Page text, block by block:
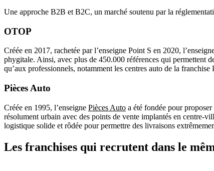
Une approche B2B et B2C, un marché soutenu par la
OTOP
Créée en 2017, rachetée par l’enseigne Point S en 2020,
phygitale. Ainsi, avec plus de 450.000 références qui permettent
qu’aux professionnels, notamment les centres auto de la
Pièces Auto
Créée en 1995, l’enseigne Pièces Auto a été fondée pour
résolument urbain avec des points de vente implantés en centre-
logistique solide et rôdée pour permettre des livraisons
Les franchises qui recrutent dans le